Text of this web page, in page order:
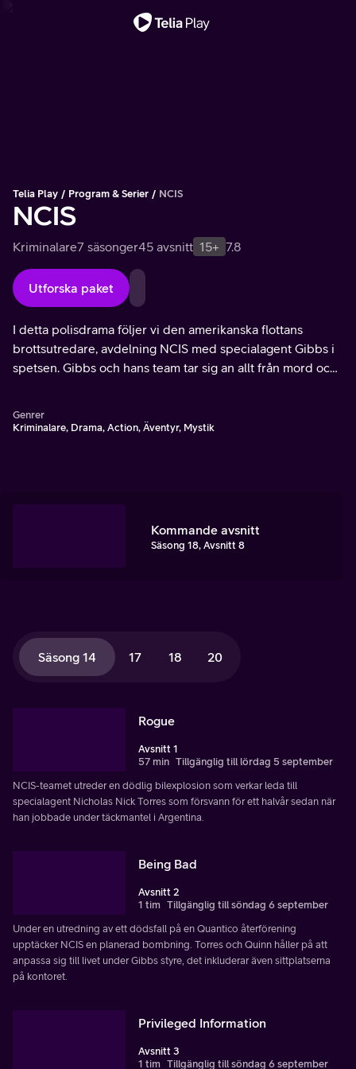
Telia Play Program & Serier NCIS
NCIS
Kriminalare7 säsonger45 avsnitt 15+ 7.8
Utforska paket
I detta polisdrama följer vi den amerikanska flottans
brottsutredare, avdelning NCIS med specialagent Gibbs i
spetsen. Gibbs och hans team tar sig an allt från mord och
Genrer
Kriminalare, Drama, Action, Äventyr, Mystik
Kommande avsnitt
Säsong 18, Avsnitt 8
Säsong 14 17 18 20
Rogue
Avsnitt 1
57 min Tillgänglig till lördag 5 september
NCIS-teamet utreder en dödlig bilexplosion som verkar leda till
specialagent Nicholas Nick Torres som försvann för ett halvår sedan när
han jobbade under täckmantel i Argentina.
Being Bad
Avsnitt 2
1 tim Tillgänglig till söndag 6 september
Under en utredning av ett dödsfall på en Quantico återförening
upptäcker NCIS en planerad bombning. Torres och Quinn håller på att
anpassa sig till livet under Gibbs styre, det inkluderar även sittplatserna
på kontoret.
Privileged Information
Avsnitt 3
1 tim Tillgänglig till söndag 6 september